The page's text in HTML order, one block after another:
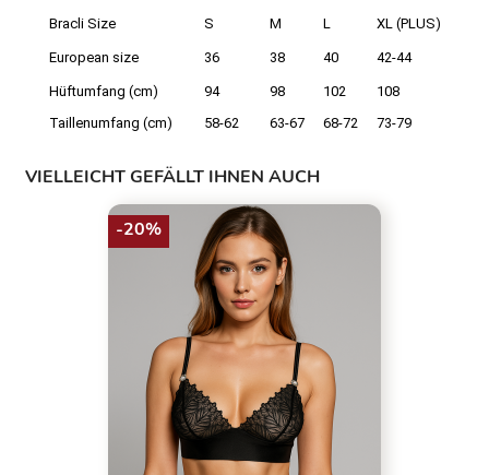
Bracli Size S M L XL (PLUS)
European size 36 38 40 42-44
Hüftumfang (cm) 94 98 102
108
Taillenumfang (cm)
58-62 63-67 68-72 73-79
VIELLEICHT GEFÄLLT IHNEN AUCH
-20%